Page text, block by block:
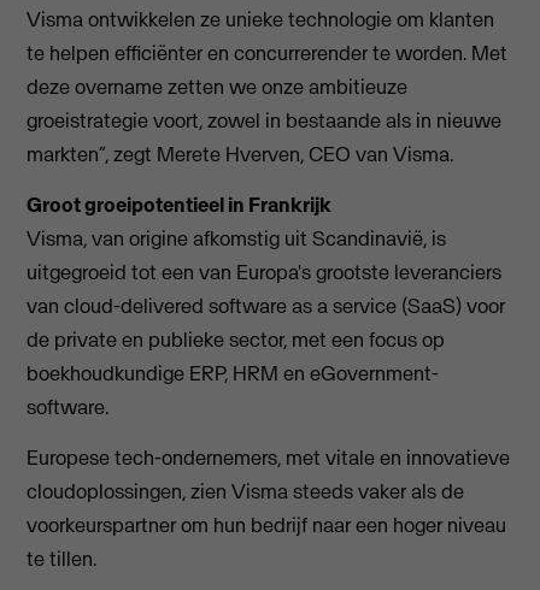
Visma ontwikkelen ze unieke technologie om klanten
te helpen efficiënter en concurrerender te worden. Met
deze overname zetten we onze ambitieuze
groeistrategie voort, zowel in bestaande als in nieuwe
markten”, zegt Merete Hverven, CEO van Visma.
Groot groeipotentieel in Frankrijk
Visma, van origine afkomstig uit Scandinavië, is
uitgegroeid tot een van Europa's grootste leveranciers
van cloud-delivered software as a service (SaaS) voor
de private en publieke sector, met een focus op
boekhoudkundige ERP, HRM en eGovernment-
software.
Europese tech-ondernemers, met vitale en innovatieve
cloudoplossingen, zien Visma steeds vaker als de
voorkeurspartner om hun bedrijf naar een hoger niveau
te tillen.